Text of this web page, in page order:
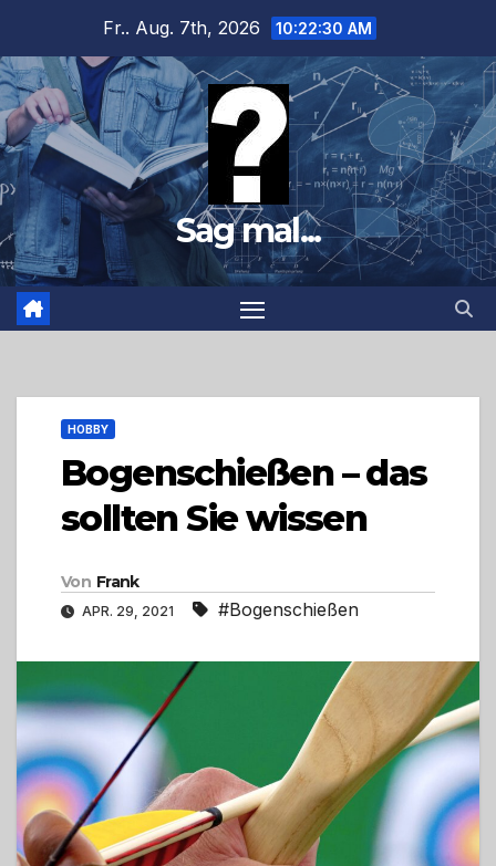
springen
Fr.. Aug. 7th, 2026 10:22:31 AM
Sag mal...
HOBBY
Bogenschießen – das
sollten Sie wissen
Von Frank
APR. 29, 2021 #Bogenschießen